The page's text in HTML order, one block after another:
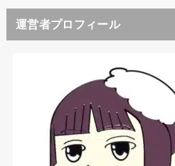
運営者プロフィール